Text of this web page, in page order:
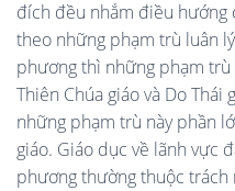
đích đều nhắm điều hướng
theo những phạm trù luân
phương thì những phạm
Thiên Chúa giáo và Do Thái
những phạm trù này phần
giáo. Giáo dục về lãnh vực
phương thường thuộc trách